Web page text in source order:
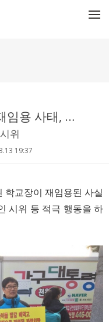
회 1인 시위 들어가
위
19:37
학교장이 재임용된 사실
시위 등 적극 행동을 하